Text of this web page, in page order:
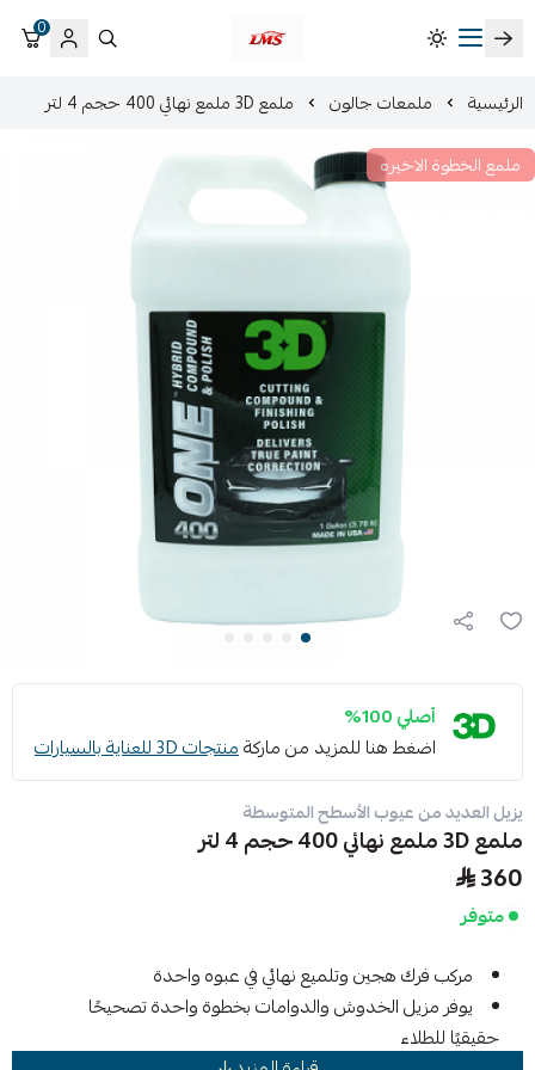
متجر لمسات الشرقية لزينة سيارات LMS
0
الرئيسية ملمعات جالون
ملمع 3D ملمع نهائي 400 حجم 4 لتر
ملمع الخطوة الاخيره
أصلي 100%
اضغط هنا للمزيد من ماركةمنتجات 3D للعناية بالسيارات
يزيل العديد من عيوب الأسطح المتوسطة
ملمع 3D ملمع نهائي 400 حجم 4 لتر
360
متوفر
مركب فرك هجين وتلميع نهائي في عبوه واحدة
يوفر مزيل الخدوش والدوامات بخطوة واحدة تصحيحًا
حقيقيًا للطلاء